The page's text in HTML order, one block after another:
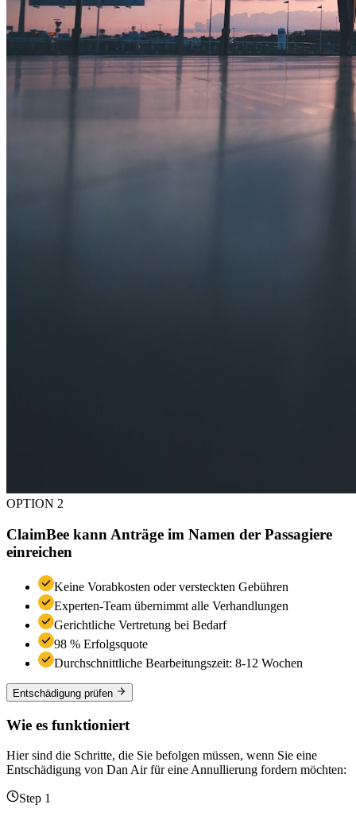
OPTION 2
ClaimBee kann Anträge im Namen der Passagiere
einreichen
Keine Vorabkosten oder versteckten Gebühren
Experten-Team übernimmt alle Verhandlungen
Gerichtliche Vertretung bei Bedarf
98 % Erfolgsquote
Durchschnittliche Bearbeitungszeit: 8-12 Wochen
Entschädigung prüfen
Wie es funktioniert
Hier sind die Schritte, die Sie befolgen müssen, wenn Sie eine
Entschädigung von Dan Air für eine Annullierung fordern möchten:
Step 1